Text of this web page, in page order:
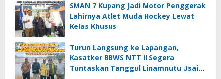
SMAN 7 Kupang Jadi Motor Penggerak
Lahirnya Atlet Muda Hockey Lewat
Kelas Khusus
Turun Langsung ke Lapangan,
Kasatker BBWS NTT II Segera
Tuntaskan Tanggul Linamnutu Usai